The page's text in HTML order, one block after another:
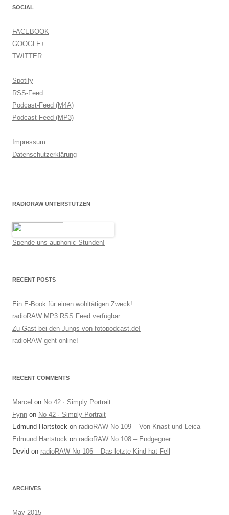
SOCIAL
FACEBOOK
GOOGLE+
TWITTER
Spotify
RSS-Feed
Podcast-Feed (M4A)
Podcast-Feed (MP3)
Impressum
Datenschutzerklärung
RADIORAW UNTERSTÜTZEN
Spende uns auphonic Stunden!
RECENT POSTS
Ein E-Book für einen wohltätigen Zweck!
radioRAW MP3 RSS Feed verfügbar
Zu Gast bei den Jungs von fotopodcast.de!
radioRAW geht online!
RECENT COMMENTS
Marcel on No 42 · Simply Portrait
Fynn on No 42 · Simply Portrait
Edmund Hartstock on radioRAW No 109 – Von Knast und Leica
Edmund Hartstock on radioRAW No 108 – Endgegner
Devid on radioRAW No 106 – Das letzte Kind hat Fell
ARCHIVES
May 2015